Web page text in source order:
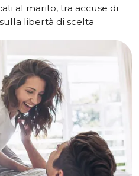
al marito, tra accuse di
libertà di scelta